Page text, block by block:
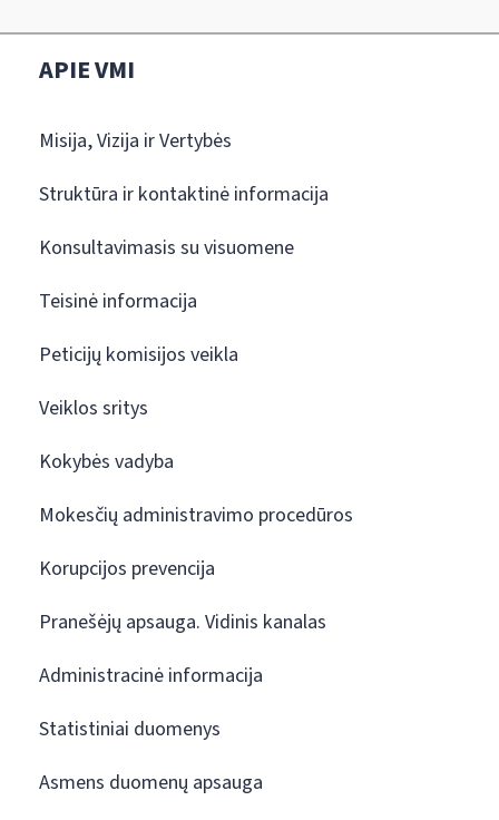
APIE VMI
Misija, Vizija ir Vertybės
Struktūra ir kontaktinė informacija
Konsultavimasis su visuomene
Teisinė informacija
Peticijų komisijos veikla
Veiklos sritys
Kokybės vadyba
Mokesčių administravimo procedūros
Korupcijos prevencija
Pranešėjų apsauga. Vidinis kanalas
Administracinė informacija
Statistiniai duomenys
Asmens duomenų apsauga